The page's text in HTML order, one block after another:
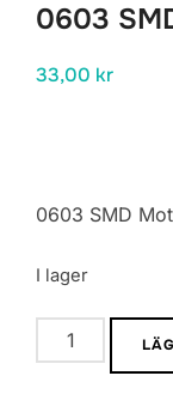
0603
33,00 kr
0603 SMD
I lager
0603
SMD